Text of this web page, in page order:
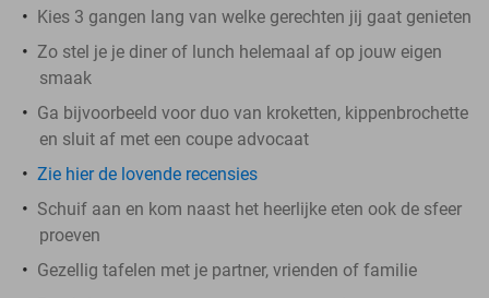
Kies 3 gangen lang van welke gerechten jij gaat genieten
Zo stel je je diner of lunch helemaal af op jouw eigen
smaak
Ga bijvoorbeeld voor duo van kroketten, kippenbrochette
en sluit af met een coupe advocaat
Zie hier de lovende recensies
Schuif aan en kom naast het heerlijke eten ook de sfeer
proeven
Gezellig tafelen met je partner, vrienden of familie